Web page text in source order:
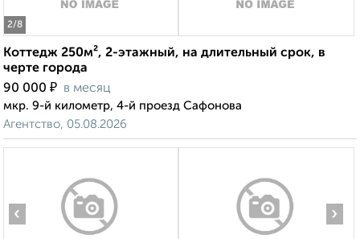
2/8
Коттедж 250м², 2-этажный, на длительный срок, в
черте города
90 000 ₽ в месяц
мкр. 9-й километр, 4-й проезд Сафонова
Агентство, 05.08.2026
‹ ›